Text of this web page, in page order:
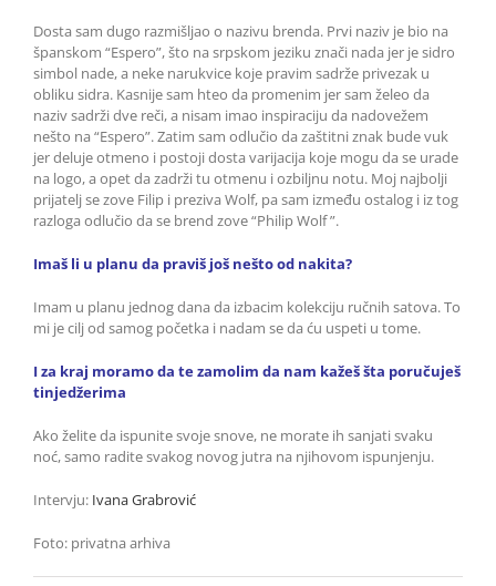
Dosta sam dugo razmišljao o nazivu brenda. Prvi naziv je bio na
španskom “Espero”, što na srpskom jeziku znači nada jer je sidro
simbol nade, a neke narukvice koje pravim sadrže privezak u
obliku sidra. Kasnije sam hteo da promenim jer sam želeo da
naziv sadrži dve reči, a nisam imao inspiraciju da nadovežem
nešto na “Espero”. Zatim sam odlučio da zaštitni znak bude vuk
jer deluje otmeno i postoji dosta varijacija koje mogu da se urade
na logo, a opet da zadrži tu otmenu i ozbiljnu notu. Moj najbolji
prijatelj se zove Filip i preziva Wolf, pa sam između ostalog i iz tog
razloga odlučio da se brend zove “Philip Wolf ”.
Imaš li u planu da praviš još nešto od nakita?
Imam u planu jednog dana da izbacim kolekciju ručnih satova. To
mi je cilj od samog početka i nadam se da ću uspeti u tome.
I za kraj moramo da te zamolim da nam kažeš šta poručuješ
tinjedžerima
Ako želite da ispunite svoje snove, ne morate ih sanjati svaku
noć, samo radite svakog novog jutra na njihovom ispunjenju.
Intervju: Ivana Grabrović
Foto: privatna arhiva